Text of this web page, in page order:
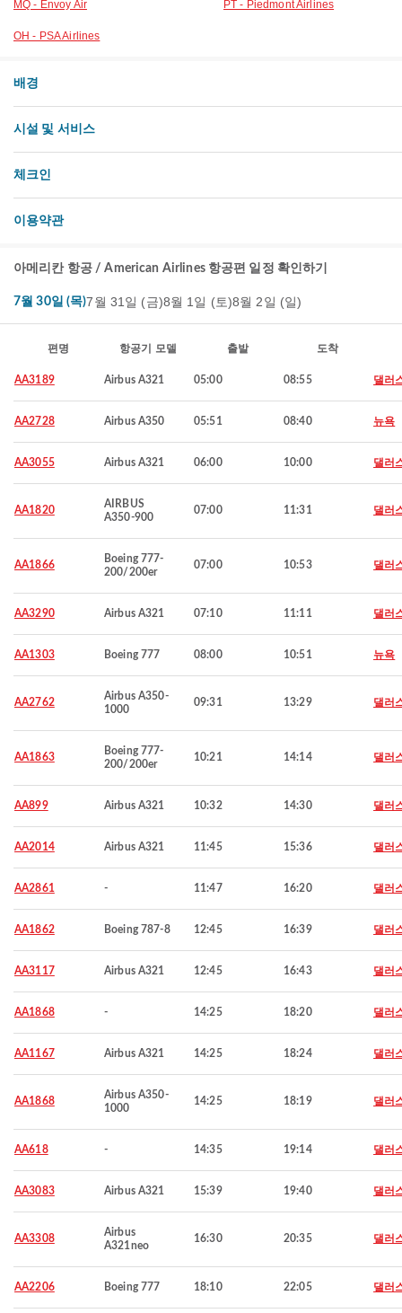
MQ - Envoy Air PT - Piedmont Airlines
OH - PSA Airlines
배경
시설 및 서비스
체크인
이용약관
아메리칸 항공 / American Airlines 항공편 일정 확인하기
7월 30일 (목)7월 31일 (금)8월 1일 (토)8월 2일 (일)
편명 항공기 모델 출발 도착
AA3189 Airbus A321 05:00 08:55 댈러
AA2728 Airbus A350 05:51 08:40 뉴욕
AA3055 Airbus A321 06:00 10:00 댈러
AA1820
AIRBUS
A350-900
07:00 11:31 댈러
AA1866
Boeing 777-
200/200er
07:00 10:53 댈러
AA3290 Airbus A321 07:10 11:11 댈러
AA1303 Boeing 777 08:00 10:51 뉴욕
AA2762
Airbus A350-
1000
09:31 13:29 댈러
AA1863
Boeing 777-
200/200er
10:21 14:14 댈러
AA899 Airbus A321 10:32 14:30 댈러
AA2014 Airbus A321 11:45 15:36 댈러
AA2861 - 11:47 16:20 댈러
AA1862 Boeing 787-8 12:45 16:39 댈러
AA3117 Airbus A321 12:45 16:43 댈러
AA1868 - 14:25 18:20 댈러
AA1167 Airbus A321 14:25 18:24 댈러
AA1868
Airbus A350-
1000
14:25 18:19 댈러
AA618 - 14:35 19:14 댈러
AA3083 Airbus A321 15:39 19:40 댈러
AA3308
Airbus
A321neo
16:30 20:35 댈러
AA2206 Boeing 777 18:10 22:05 댈러